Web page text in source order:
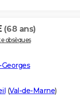
(68 ans)
obsèques
(Val-de-Marne)